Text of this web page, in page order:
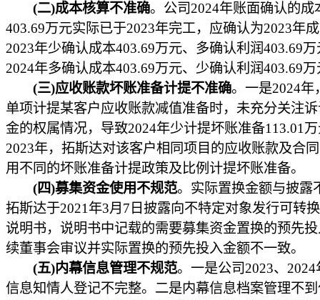
(二)成本核算不准确。公司2024年账面确认的成
403.69万元实际已于2023年完工，应确认为2023年
2023年少确认成本403.69万元、多确认利润403.69
2024年多确认成本403.69万元、少确认利润403.69万
(三)应收账款坏账准备计提不准确。一是2024年
单项计提某客户应收账款减值准备时，未充分关注
金的权属情况，导致2024年少计提坏账准备113.01
2023年，拓斯达对该客户相同项目的应收账款及合
用不同的坏账准备计提政策及比例计提坏账准备。
(四)募集资金使用不规范。实际置换金额与披露
拓斯达于2021年3月7日披露向不特定对象发行可转
说明书，说明书中记载的需要募集资金置换的预先
续董事会审议并实际置换的预先投入金额不一致。
(五)内幕信息管理不规范。一是公司2023、
信息知情人登记不完整。二是内幕信息档案管理不